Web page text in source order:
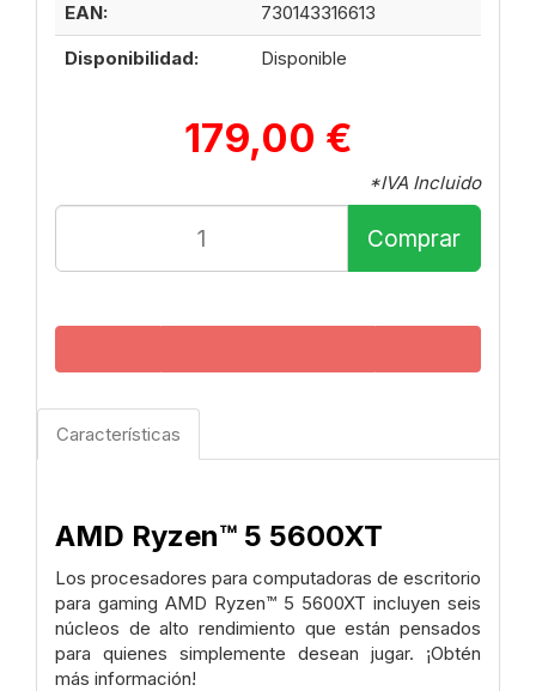
EAN:
730143316613
Disponibilidad:
Disponible
179,00 €
*IVA Incluido
Comprar
Características
AMD Ryzen™ 5 5600XT
Los procesadores para computadoras de escritorio
para gaming AMD Ryzen™ 5 5600XT incluyen seis
núcleos de alto rendimiento que están pensados
para quienes simplemente desean jugar. ¡Obtén
más información!